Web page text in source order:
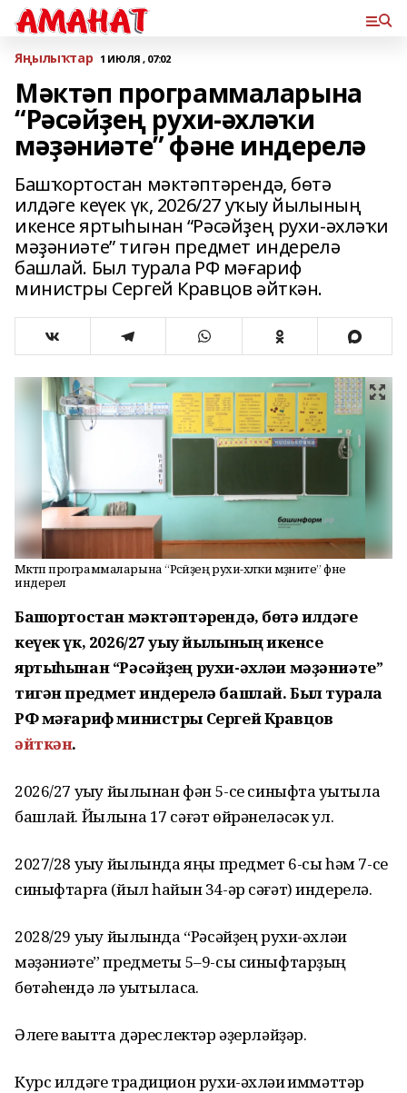
Яңылыҡтар 1 ИЮЛЯ , 07:02
Мәктәп программаларына
“Рәсәйҙең рухи-әхләҡи
мәҙәниәте” фәне индерелә
Башҡортостан мәктәптәрендә, бөтә
илдәге кеүек үк, 2026/27 уҡыу йылының
икенсе яртыһынан “Рәсәйҙең рухи-әхләҡи
мәҙәниәте” тигән предмет индерелә
башлай. Был турала РФ мәғариф
министры Сергей Кравцов әйткән.
Мәктәп программаларына “Рәсәйҙең рухи-әхләҡи мәҙәниәте” фәне
индерелә
Башҡортостан мәктәптәрендә, бөтә илдәге
кеүек үк, 2026/27 уҡыу йылының икенсе
яртыһынан “Рәсәйҙең рухи-әхләҡи мәҙәниәте”
тигән предмет индерелә башлай. Был турала
РФ мәғариф министры Сергей Кравцов
әйткән.
2026/27 уҡыу йылынан фән 5-се синыфта уҡытыла
башлай. Йылына 17 сәғәт өйрәнеләсәк ул.
2027/28 уҡыу йылында яңы предмет 6-сы һәм 7-се
синыфтарға (йыл һайын 34-әр сәғәт) индерелә.
2028/29 уҡыу йылында “Рәсәйҙең рухи-әхләҡи
мәҙәниәте” предметы 5–9-сы синыфтарҙың
бөтәһендә лә уҡытыласаҡ.
Әлеге ваҡытта дәреслектәр әҙерләйҙәр.
Курс илдәге традицион рухи-әхләҡи ҡиммәттәр